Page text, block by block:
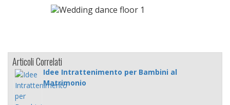
Articoli Correlati
Idee Intrattenimento per Bambini al
Matrimonio